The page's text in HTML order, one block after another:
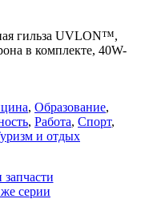
гильза UVLON™,
в комплекте, 40W-
, Образование,
, Работа, Спорт,
и отдых
серии